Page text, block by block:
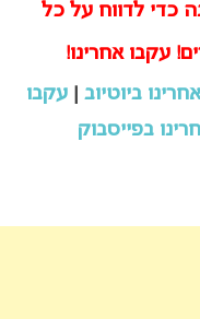
כדי לדווח על כל
עקבו אחרינו!
ביוטיוב|
עקבו
בפייסבוק